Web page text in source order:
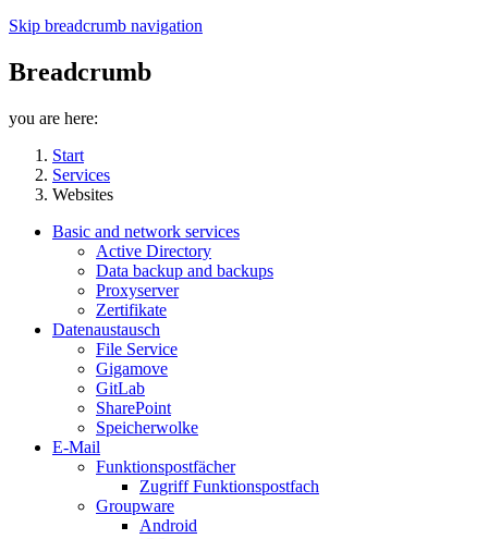
Skip breadcrumb navigation
Breadcrumb
you are here:
Start
Services
Websites
Basic and network services
Active Directory
Data backup and backups
Proxyserver
Zertifikate
Datenaustausch
File Service
Gigamove
GitLab
SharePoint
Speicherwolke
E-Mail
Funktionspostfächer
Zugriff Funktionspostfach
Groupware
Android